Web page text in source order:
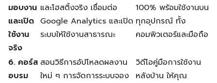
มอบงาน
และเปิด
ใช้งาน
จริง
และโฮสติ้งจริง เชื่อมต่อ
Google Analytics และเปิด
ระบบให้ใช้งานสาธารณะ
100% พร้อมใช้งานบน
ทุกอุปกรณ์ ทั้ง
คอมพิวเตอร์และมือถือ
6. คอร์ส
อบรม
สอนวิธีการอัปโหลดผลงาน
ใหม่ ๆ การจัดการระบบจอง
วิดีโอคู่มือการใช้งาน
หลังบ้าน ให้คุณ